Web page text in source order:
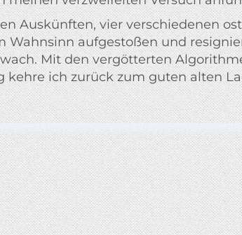
Auskünften, vier verschiedenen
Wahnsinn aufgestoßen und
Mit den vergötterten
kehre ich zurück zum guten alten